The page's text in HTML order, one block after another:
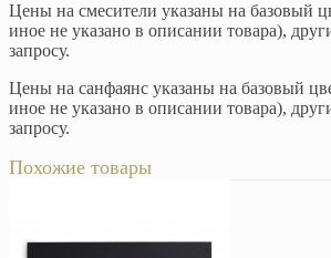
Цены на смесители указаны на базовый
иное не указано в описании товара),
запросу.
Цены на санфаянс указаны на базовый
иное не указано в описании товара),
запросу.
Похожие товары